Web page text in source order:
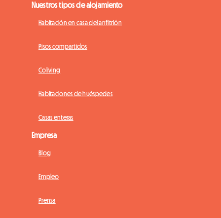
Nuestros tipos de alojamiento
Habitación en casa del anfitrión
Pisos compartidos
Coliving
Habitaciones de huéspedes
Casas enteras
Empresa
Blog
Empleo
Prensa